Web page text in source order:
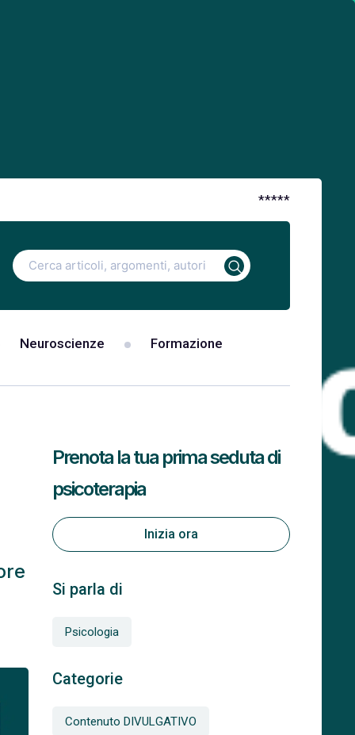
*****
Ricerca
per:
Neuroscienze Formazione
Si parla di
Psicologia
Categorie
Contenuto DIVULGATIVO
Prenota la tua prima seduta di
psicoterapia
Inizia ora